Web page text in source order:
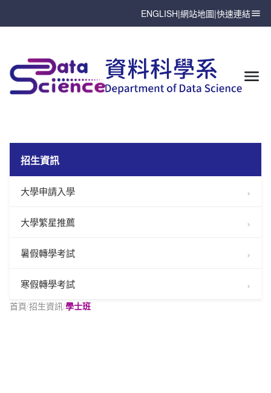
ENGLISH|網站地圖|快速連結
招生資訊
大學申請入學
大學繁星推薦
暑假轉學考試
寒假轉學考試
首頁/招生資訊/學士班